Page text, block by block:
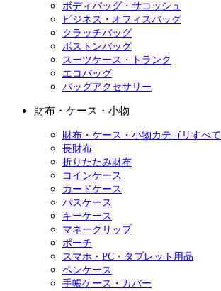
ボディバッグ・サコッシュ
ビジネス・オフィスバッグ
クラッチバッグ
ボストンバッグ
スーツケース・トランク
エコバッグ
バッグアクセサリー
財布・ケース・小物
財布・ケース・小物カテゴリすべて
長財布
折りたたみ財布
コインケース
カードケース
パスケース
キーケース
マネークリップ
ポーチ
スマホ・PC・タブレット用品
ペンケース
手帳ケース・カバー